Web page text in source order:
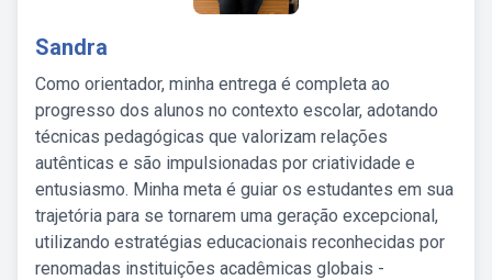
Sandra
Como orientador, minha entrega é completa ao
progresso dos alunos no contexto escolar, adotando
técnicas pedagógicas que valorizam relações
autênticas e são impulsionadas por criatividade e
entusiasmo. Minha meta é guiar os estudantes em sua
trajetória para se tornarem uma geração excepcional,
utilizando estratégias educacionais reconhecidas por
renomadas instituições acadêmicas globais -